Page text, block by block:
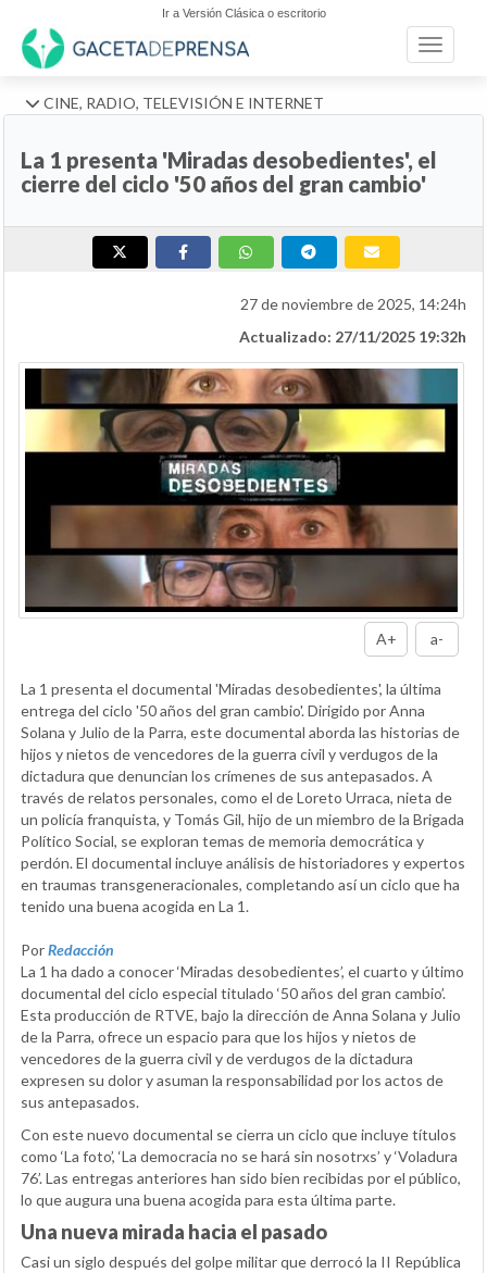
Ir a Versión Clásica o escritorio
Toggle
CINE, RADIO, TELEVISIÓN E INTERNET
La 1 presenta 'Miradas desobedientes', el
cierre del ciclo '50 años del gran cambio'
27 de noviembre de 2025, 14:24h
Actualizado: 27/11/2025 19:32h
A+ a-
La 1 presenta el documental 'Miradas desobedientes', la última
entrega del ciclo '50 años del gran cambio'. Dirigido por Anna
Solana y Julio de la Parra, este documental aborda las historias de
hijos y nietos de vencedores de la guerra civil y verdugos de la
dictadura que denuncian los crímenes de sus antepasados. A
través de relatos personales, como el de Loreto Urraca, nieta de
un policía franquista, y Tomás Gil, hijo de un miembro de la Brigada
Político Social, se exploran temas de memoria democrática y
perdón. El documental incluye análisis de historiadores y expertos
en traumas transgeneracionales, completando así un ciclo que ha
tenido una buena acogida en La 1.
PorRedacción
La 1 ha dado a conocer ‘Miradas desobedientes’, el cuarto y último
documental del ciclo especial titulado ‘50 años del gran cambio’.
Esta producción de RTVE, bajo la dirección de Anna Solana y Julio
de la Parra, ofrece un espacio para que los hijos y nietos de
vencedores de la guerra civil y de verdugos de la dictadura
expresen su dolor y asuman la responsabilidad por los actos de
sus antepasados.
Con este nuevo documental se cierra un ciclo que incluye títulos
como ‘La foto’, ‘La democracia no se hará sin nosotrxs’ y ‘Voladura
76’. Las entregas anteriores han sido bien recibidas por el público,
lo que augura una buena acogida para esta última parte.
Una nueva mirada hacia el pasado
Casi un siglo después del golpe militar que derrocó la II República